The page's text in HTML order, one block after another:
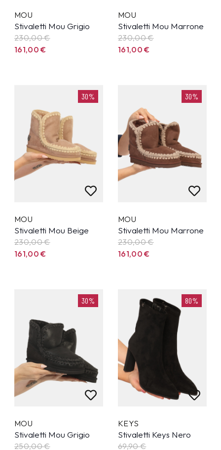
MOU
Stivaletti Mou Grigio
230,00€
161,00€
MOU
Stivaletti Mou Marrone
230,00€
161,00€
30%
MOU
Stivaletti Mou Beige
230,00€
161,00€
30%
MOU
Stivaletti Mou Marrone
230,00€
161,00€
30%
MOU
Stivaletti Mou Grigio
250,00€
80%
KEYS
Stivaletti Keys Nero
69,90€